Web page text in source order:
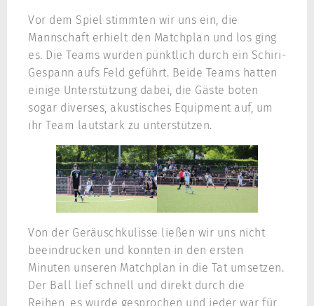
Vor dem Spiel stimmten wir uns ein, die
Mannschaft erhielt den Matchplan und los ging
es. Die Teams wurden pünktlich durch ein Schiri-
Gespann aufs Feld geführt. Beide Teams hatten
einige Unterstützung dabei, die Gäste boten
sogar diverses, akustisches Equipment auf, um
ihr Team lautstark zu unterstützen.
Von der Geräuschkulisse ließen wir uns nicht
beeindrucken und konnten in den ersten
Minuten unseren Matchplan in die Tat umsetzen.
Der Ball lief schnell und direkt durch die
Reihen, es wurde gesprochen und jeder war für